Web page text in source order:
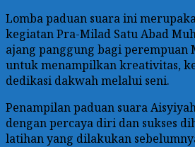
Lomba paduan suara ini
kegiatan Pra-Milad Satu Abad
ajang panggung bagi perempuan
untuk menampilkan kreativitas,
dedikasi dakwah melalui seni.
Penampilan paduan suara
dengan percaya diri dan sukses
latihan yang dilakukan